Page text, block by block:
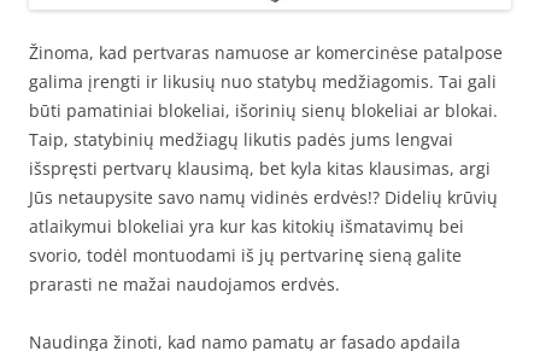
Žinoma, kad pertvaras namuose ar komercinėse patalpose
galima įrengti ir likusių nuo statybų medžiagomis. Tai gali
būti pamatiniai blokeliai, išorinių sienų blokeliai ar blokai.
Taip, statybinių medžiagų likutis padės jums lengvai
išspręsti pertvarų klausimą, bet kyla kitas klausimas, argi
Jūs netaupysite savo namų vidinės erdvės!? Didelių krūvių
atlaikymui blokeliai yra kur kas kitokių išmatavimų bei
svorio, todėl montuodami iš jų pertvarinę sieną galite
prarasti ne mažai naudojamos erdvės.
Naudinga žinoti, kad namo pamatų ar fasado apdaila